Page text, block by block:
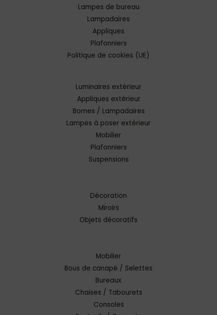
Lampes de bureau
Lampadaires
Appliques
Plafonniers
Politique de cookies (UE)
Luminaires extérieur
Appliques extérieur
Bornes / Lampadaires
Lampes à poser extérieur
Mobilier
Plafonniers
Suspensions
Décoration
Miroirs
Objets décoratifs
Mobilier
Bous de canapé / Selettes
Bureaux
Chaises / Tabourets
Consoles